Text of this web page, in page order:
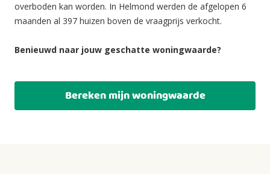
overboden kan worden. In Helmond werden de afgelopen 6
maanden al 397 huizen boven de vraagprijs verkocht.
Benieuwd naar jouw geschatte woningwaarde?
Bereken mijn woningwaarde